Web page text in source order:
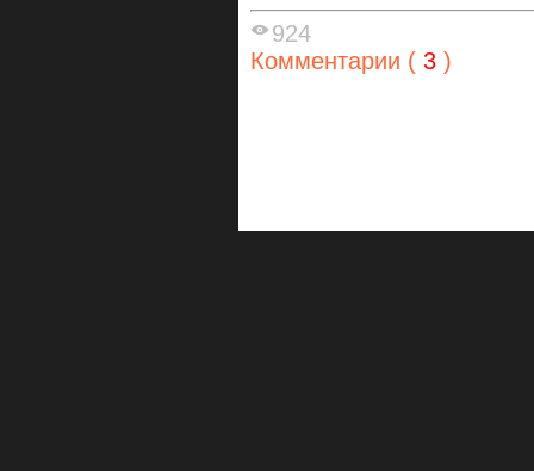
924
Комментарии ( 3 )